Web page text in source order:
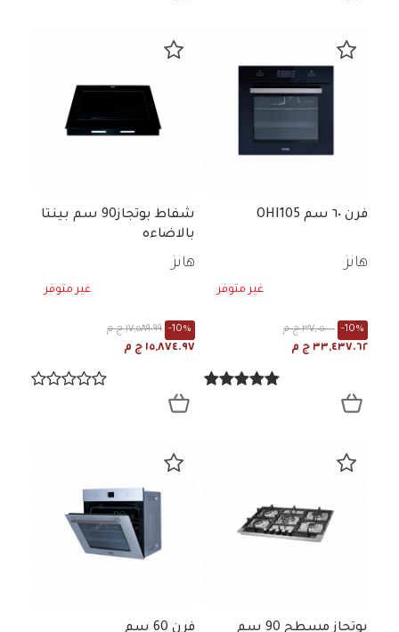
فرن ٦٠ سم OHI105
هانز
غير متوفر
٣٧,٠٥٠.٠٠ ج م -10%
٣٣,٤٣٧.٦٢ ج م
شفاط بوتجاز90 سم بينتا
بالاضاءه
هانز
غير متوفر
١٧,٥٨٩.٩٩ ج م -10%
١٥,٨٧٤.٩٧ ج م
بوتجاز مسطح 90 سم فرن 60 سم